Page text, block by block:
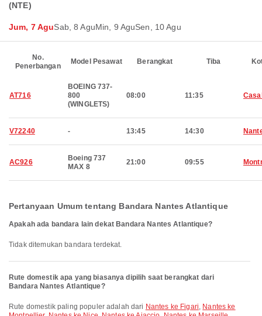
(NTE)
Jum, 7 AguSab, 8 AguMin, 9 AguSen, 10 Agu
No.
Penerbangan
Model Pesawat Berangkat Tiba
AT716
BOEING 737-
800
(WINGLETS)
08:00 11:35
V72240 - 13:45 14:30
AC926
Boeing 737
MAX 8
21:00 09:55
Pertanyaan Umum tentang Bandara Nantes Atlantique
Apakah ada bandara lain dekat Bandara Nantes Atlantique?
Tidak ditemukan bandara terdekat.
Rute domestik apa yang biasanya dipilih saat berangkat dari
Bandara Nantes Atlantique?
Rute domestik paling populer adalah dari Nantes ke Figari, Nantes ke